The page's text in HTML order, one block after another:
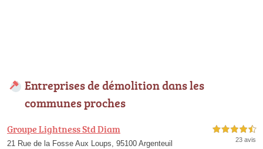
Entreprises de démolition dans les
communes proches
Groupe Lightness Std Diam
21 Rue de la Fosse Aux Loups, 95100 Argenteuil
4,5 étoiles sur 5
23 avis